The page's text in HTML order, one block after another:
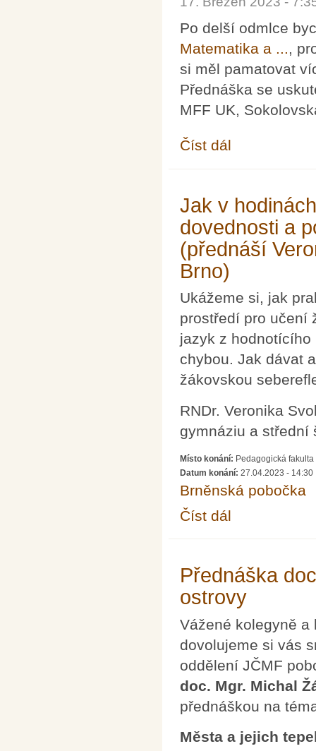
Po delší odmlce
Matematika a ...
,
si měl pamatovat
Přednáška se
MFF UK,
Číst dál
Jak v
dovednosti a
(přednáší
Brno)
Ukážeme si, jak
prostředí pro učení
jazyk z
chybou. Jak dávat
žákovskou
RNDr. Veronika
gymnáziu a střední
Místo konání: Pedagogická
Datum konání: 27.04.2023 - 14:30
Brněnská pobočka
Číst dál
Přednáška
ostrovy
Vážené kolegyně a
dovolujeme si vás
oddělení JČMF
doc. Mgr. Michal
přednáškou na
Města a jejich